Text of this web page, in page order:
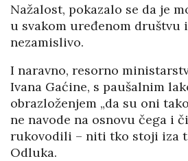
Nažalost, pokazalo se da je
u svakom uređenom društvu
nezamislivo.
I naravno, resorno
Ivana Gaćine, s paušalnim
obrazloženjem „da su oni
ne navode na osnovu čega i
rukovodili – niti tko stoji iza
Odluka.